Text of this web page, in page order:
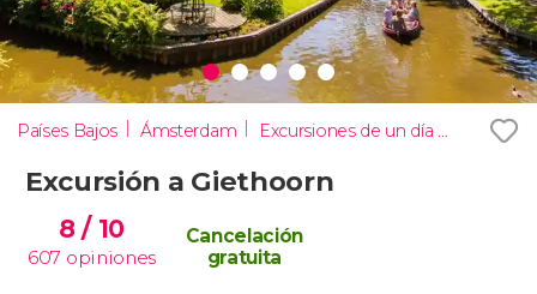
Países Bajos Ámsterdam Excursiones de un día desde Ámsterdam
Excursión a Giethoorn
8/ 10
607 opiniones
Cancelación
gratuita